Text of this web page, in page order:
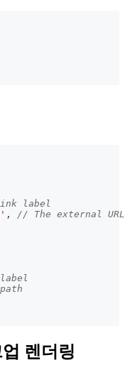
label
,
// The external URL
렌더링